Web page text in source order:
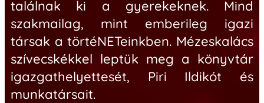
találnak ki a gyerekeknek. Mind
szakmailag, mint emberileg igazi
társak a törtéNETeinkben. Mézeskalács
szívecskékkel leptük meg a könyvtár
igazgathelyettesét, Piri Ildikót és
munkatársait.